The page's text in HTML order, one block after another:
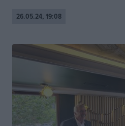
26.05.24, 19:08